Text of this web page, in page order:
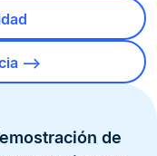
⟶
de